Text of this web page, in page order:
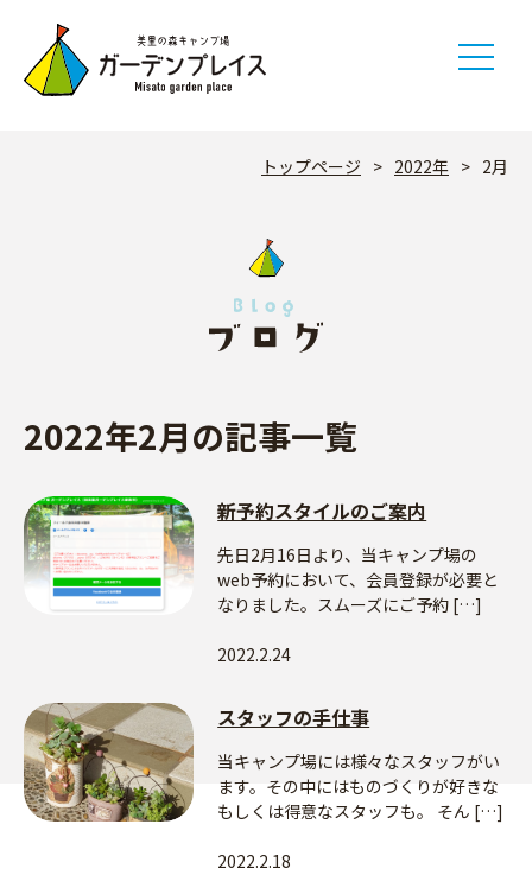
content
トップページ > 2022年 > 2月
2022年2月の記事一覧
新予約スタイルのご案内
先日2月16日より、当キャンプ場の
web予約において、会員登録が必要と
なりました。スムーズにご予約 […]
2022.2.24
スタッフの手仕事
当キャンプ場には様々なスタッフがい
ます。その中にはものづくりが好きな
もしくは得意なスタッフも。 そん […]
2022.2.18